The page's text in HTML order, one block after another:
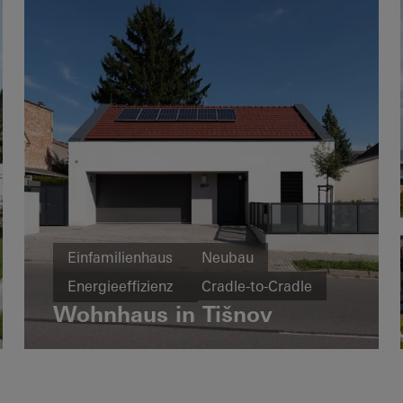
Schiebetüren
Einfamilienhaus
Neubau
Energieeffizienz
Cradle-to-Cradle
Fenster
Türen
Wohnhaus in Tišnov